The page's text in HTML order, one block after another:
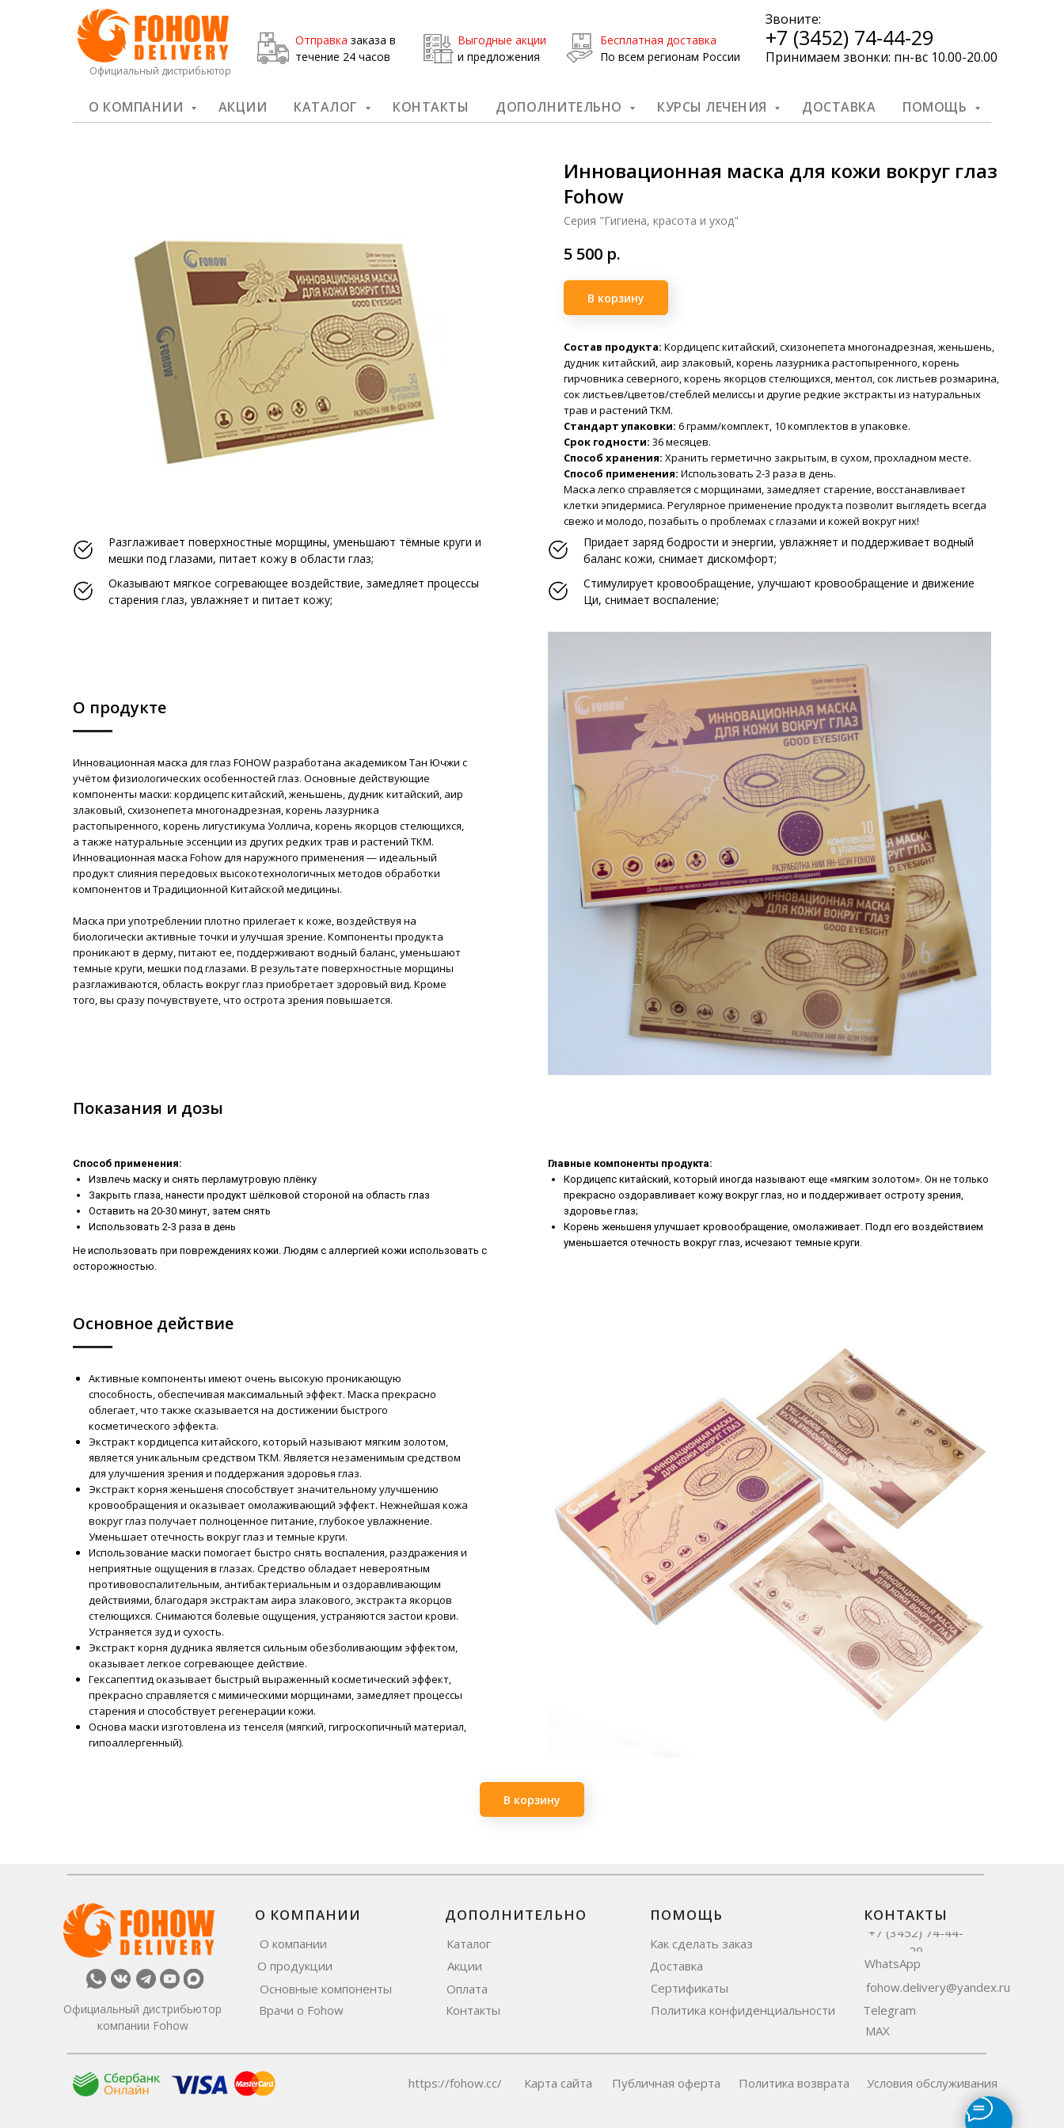
+7 (3452) 74-44-29
Звоните:
Принимаем звонки: пн-вс 10.00-20.00
Отправка заказа в
течение 24 часов
Выгодные акции
и предложения
Бесплатная доставка
По всем регионам России
Официальный дистрибьютор
О КОМПАНИИ АКЦИИ КАТАЛОГ КОНТАКТЫ ДОПОЛНИТЕЛЬНО КУРСЫ ЛЕЧЕНИЯ ДОСТАВКА ПОМОЩЬ
Инновационная маска для кожи вокруг глаз
Fohow
Серия "Гигиена, красота и уход"
5 500 р.
В корзину
Состав продукта: Кордицепс китайский, схизонепета многонадрезная, женьшень,
дудник китайский, аир злаковый, корень лазурника растопыренного, корень
гирчовника северного, корень якорцов стелющихся, ментол, сок листьев розмарина,
сок листьев/цветов/стеблей мелиссы и другие редкие экстракты из натуральных
трав и растений ТКМ.
Стандарт упаковки: 6 грамм/комплект, 10 комплектов в упаковке.
Срок годности: 36 месяцев.
Способ хранения: Хранить герметично закрытым, в сухом, прохладном месте.
Способ применения: Использовать 2-3 раза в день.
Маска легко справляется с морщинами, замедляет старение, восстанавливает
клетки эпидермиса. Регулярное применение продукта позволит выглядеть всегда
свежо и молодо, позабыть о проблемах с глазами и кожей вокруг них!
Разглаживает поверхностные морщины, уменьшают тёмные круги и
мешки под глазами, питает кожу в области глаз;
Придает заряд бодрости и энергии, увлажняет и поддерживает водный
баланс кожи, снимает дискомфорт;
Оказывают мягкое согревающее воздействие, замедляет процессы
старения глаз, увлажняет и питает кожу;
Стимулирует кровообращение, улучшают кровообращение и движение
Ци, снимает воспаление;
О продукте
Инновационная маска для глаз FOHOW разработана академиком Тан Ючжи с
учётом физиологических особенностей глаз. Основные действующие
компоненты маски: кордицепс китайский, женьшень, дудник китайский, аир
злаковый, схизонепета многонадрезная, корень лазурника
растопыренного, корень лигустикума Уоллича, корень якорцов стелющихся,
а также натуральные эссенции из других редких трав и растений ТКМ.
Инновационная маска Fohow для наружного применения — идеальный
продукт слияния передовых высокотехнологичных методов обработки
компонентов и Традиционной Китайской медицины.
Маска при употреблении плотно прилегает к коже, воздействуя на
биологически активные точки и улучшая зрение. Компоненты продукта
проникают в дерму, питают ее, поддерживают водный баланс, уменьшают
темные круги, мешки под глазами. В результате поверхностные морщины
разглаживаются, область вокруг глаз приобретает здоровый вид. Кроме
того, вы сразу почувствуете, что острота зрения повышается.
Показания и дозы
Способ применения:
Извлечь маску и снять перламутровую плёнку
Закрыть глаза, нанести продукт шёлковой стороной на область глаз
Оставить на 20-30 минут, затем снять
Использовать 2-3 раза в день
Не использовать при повреждениях кожи. Людям с аллергией кожи использовать с
осторожностью.
Главные компоненты продукта:
Кордицепс китайский, который иногда называют еще «мягким золотом». Он не только
прекрасно оздоравливает кожу вокруг глаз, но и поддерживает остроту зрения,
здоровье глаз;
Корень женьшеня улучшает кровообращение, омолаживает. Подл его воздействием
уменьшается отечность вокруг глаз, исчезают темные круги.
Основное действие
Активные компоненты имеют очень высокую проникающую
способность, обеспечивая максимальный эффект. Маска прекрасно
облегает, что также сказывается на достижении быстрого
косметического эффекта.
Экстракт кордицепса китайского, который называют мягким золотом,
является уникальным средством ТКМ. Является незаменимым средством
для улучшения зрения и поддержания здоровья глаз.
Экстракт корня женьшеня способствует значительному улучшению
кровообращения и оказывает омолаживающий эффект. Нежнейшая кожа
вокруг глаз получает полноценное питание, глубокое увлажнение.
Уменьшает отечность вокруг глаз и темные круги.
Использование маски помогает быстро снять воспаления, раздражения и
неприятные ощущения в глазах. Средство обладает невероятным
противовоспалительным, антибактериальным и оздоравливающим
действиями, благодаря экстрактам аира злакового, экстракта якорцов
стелющихся. Снимаются болевые ощущения, устраняются застои крови.
Устраняется зуд и сухость.
Экстракт корня дудника является сильным обезболивающим эффектом,
оказывает легкое согревающее действие.
Гексапептид оказывает быстрый выраженный косметический эффект,
прекрасно справляется с мимическими морщинами, замедляет процессы
старения и способствует регенерации кожи.
Основа маски изготовлена из тенселя (мягкий, гигроскопичный материал,
гипоаллергенный).
В корзину
О КОМПАНИИ ДОПОЛНИТЕЛЬНО ПОМОЩЬ
Официальный дистрибьютор
компании Fohow
КОНТАКТЫ
О продукции
Основные компоненты
Врачи о Fohow
О компании
Каталог
Акции
Оплата
Контакты
Как сделать заказ
Доставка
Сертификаты
Политика конфиденциальности
+7 (3452) 74-44-
29
WhatsApp
Telegram
MAX
Карта сайта Публичная оферта Политика возврата Условия обслуживания
https://fohow.cc/
fohow.delivery@yandex.ru